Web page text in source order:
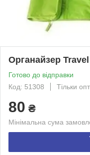
Органайзер
Готово до відправки
Код: 51308
Тільки опт
80 ₴
Мінімальна сума